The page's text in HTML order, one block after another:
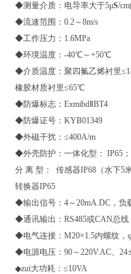
◆测量介质：电导率大于5μS/
◆流速范围：0.2～8m/s
◆工作压力：1.6MPa
◆环境温度：-40℃～+50℃
◆介质温度：聚四氟乙烯衬
橡胶材质衬里≤65℃
◆防爆标志：ExmibdⅡBT4
◆防爆证号：KYB01349
◆外磁干扰：≤400A/m
◆外壳防护：一体化型： IP65；
分 离 型： 传感器IP68（水下5
转换器IP65
◆输出信号：4～20mA.DC，负
◆通讯输出：RS485或CAN总线
◆电气连接：M20×1.5内螺纹，
◆电源电压：90～220V.AC、
◆zui大功耗：≤10VA